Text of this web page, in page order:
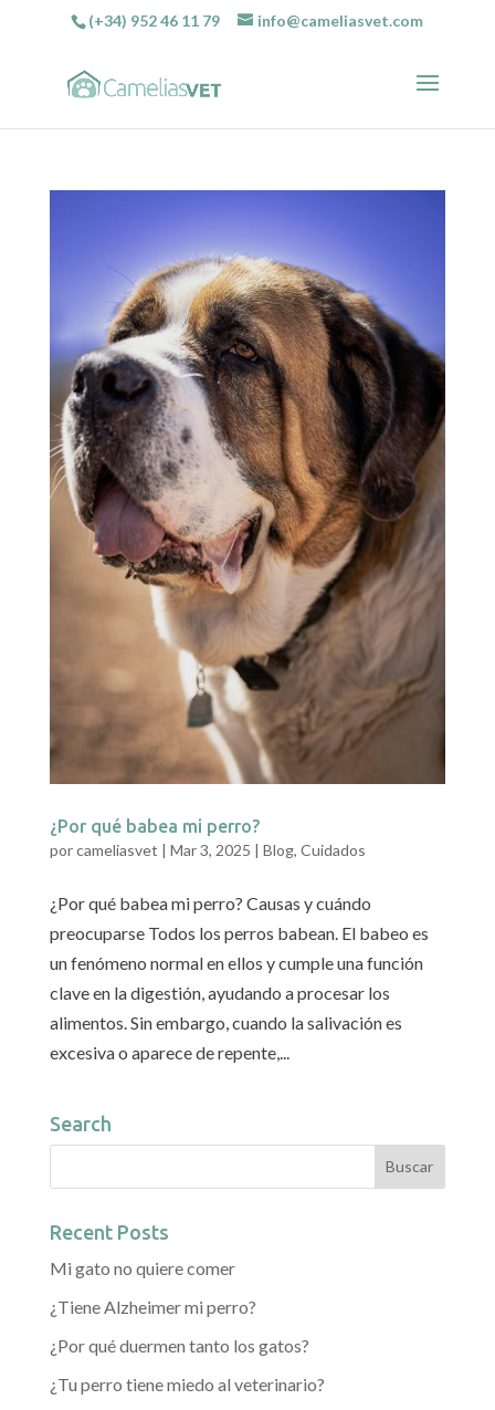
(+34) 952 46 11 79 info@cameliasvet.com
¿Por qué babea mi perro?
porcameliasvet | Mar 3, 2025 | Blog, Cuidados
¿Por qué babea mi perro? Causas y cuándo
preocuparse Todos los perros babean. El babeo es
un fenómeno normal en ellos y cumple una función
clave en la digestión, ayudando a procesar los
alimentos. Sin embargo, cuando la salivación es
excesiva o aparece de repente,...
Search
Recent Posts
Mi gato no quiere comer
¿Tiene Alzheimer mi perro?
¿Por qué duermen tanto los gatos?
¿Tu perro tiene miedo al veterinario?